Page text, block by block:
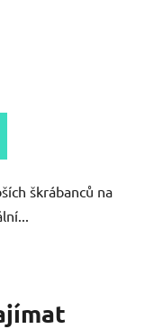
škrábanců na